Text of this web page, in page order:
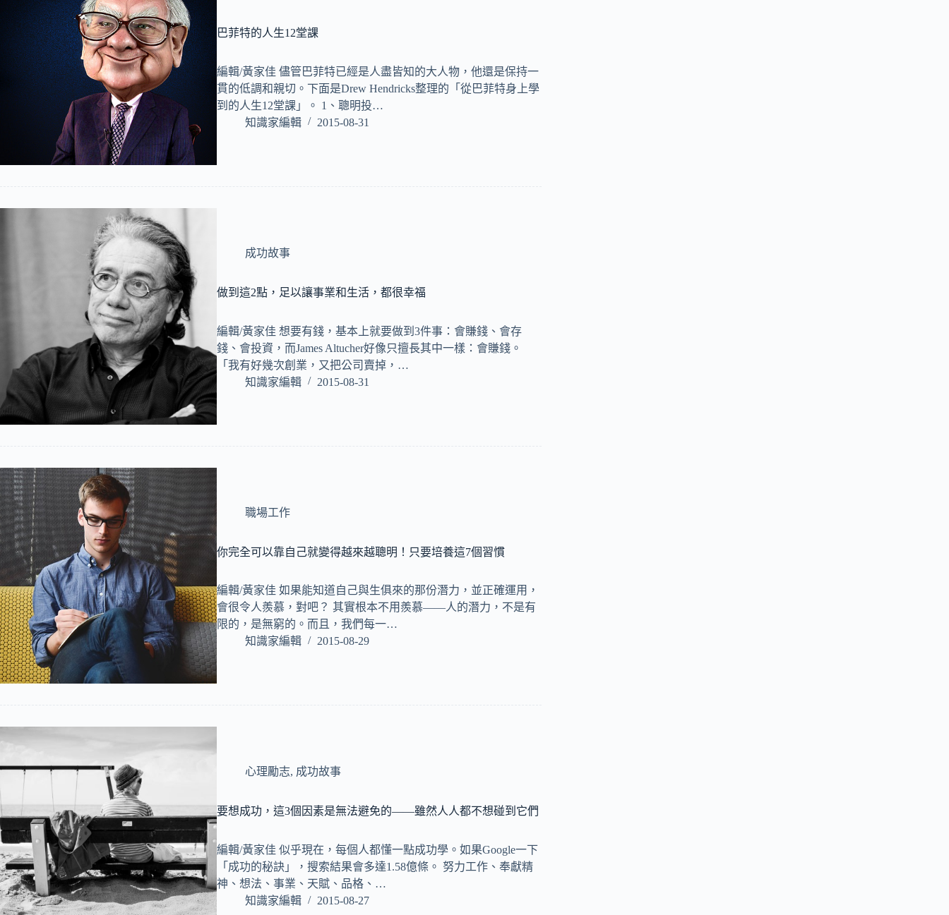
巴菲特的人生12堂課
編輯/黃家佳 儘管巴菲特已經是人盡皆知的大人物，他還是保持一
貫的低調和親切。下面是Drew Hendricks整理的「從巴菲特身上學
到的人生12堂課」。 1、聰明投…
知識家編輯
2015-08-31
成功故事
做到這2點，足以讓事業和生活，都很幸福
編輯/黃家佳 想要有錢，基本上就要做到3件事：會賺錢、會存
錢、會投資，而James Altucher好像只擅長其中一樣：會賺錢。
「我有好幾次創業，又把公司賣掉，…
知識家編輯
2015-08-31
職場工作
你完全可以靠自己就變得越來越聰明！只要培養這7個習慣
編輯/黃家佳 如果能知道自己與生俱來的那份潛力，並正確運用，
會很令人羨慕，對吧？ 其實根本不用羨慕——人的潛力，不是有
限的，是無窮的。而且，我們每一…
知識家編輯
2015-08-29
心理勵志, 成功故事
要想成功，這3個因素是無法避免的——雖然人人都不想碰到它們
編輯/黃家佳 似乎現在，每個人都懂一點成功學。如果Google一下
「成功的秘訣」，搜索結果會多達1.58億條。 努力工作、奉獻精
神、想法、事業、天賦、品格、…
知識家編輯
2015-08-27